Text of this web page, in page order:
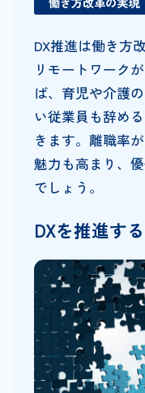
DX推進は働き方
リモートワーク
ば、育児や介護
い従業員も辞め
きます。離職率
魅力も高まり、
でしょう。
DXを推進す